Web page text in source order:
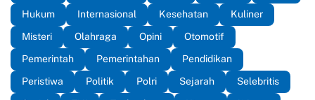
Hukum
Internasional Kesehatan
Kuliner
Misteri
Olahraga Opini
Otomotif
Pemerintah
Pemerintahan
Pendidikan
Peristiwa
Politik Polri Sejarah
Selebritis